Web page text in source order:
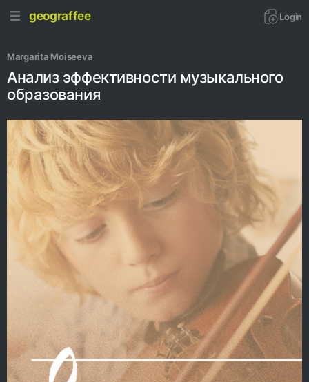
geograffee Login
Margarita Moiseeva
Анализ эффективности музыкального
образования